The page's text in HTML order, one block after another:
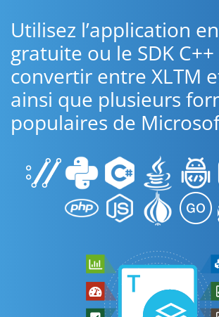
Utilisez l’application
gratuite ou le SDK
convertir entre XLTM
ainsi que plusieurs
populaires de